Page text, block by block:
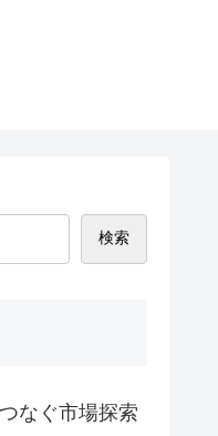
検索
なぐ市場探索